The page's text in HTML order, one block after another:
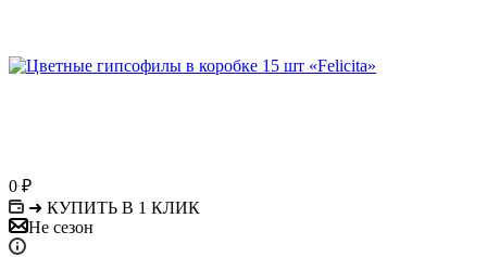
0 ₽
➜ КУПИТЬ В 1 КЛИК
Не сезон